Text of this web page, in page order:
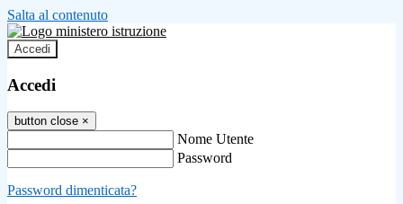
Salta al contenuto
Accedi
Accedi
button close ×
Nome Utente
Password
Password dimenticata?